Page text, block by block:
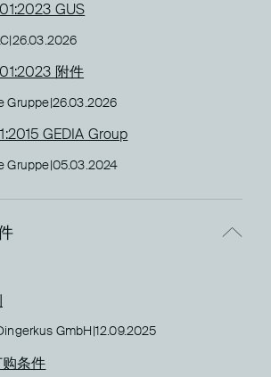
GUS
|26.03.2026
附件
Gruppe|26.03.2026
GEDIA Group
Gruppe|05.03.2024
GmbH|12.09.2025
条件